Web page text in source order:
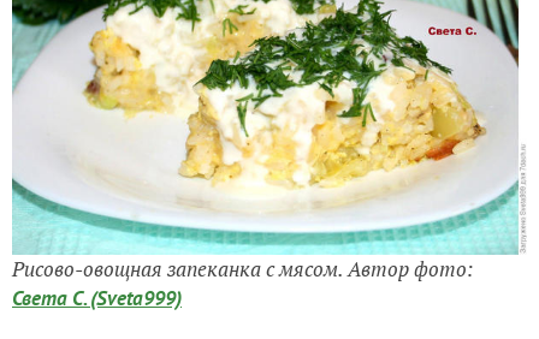
Рисово-овощная запеканка с мясом. Автор фото:
Света С. (Sveta999)